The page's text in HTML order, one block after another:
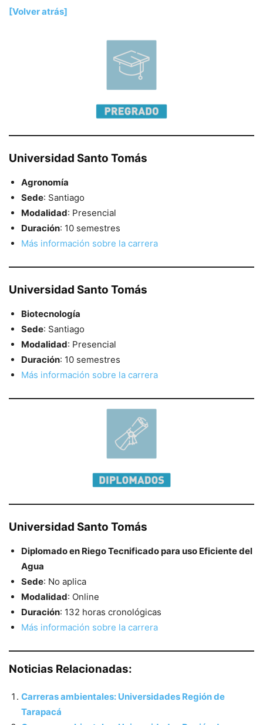
[Volver atrás]
Universidad Santo Tomás
Agronomía
Sede: Santiago
Modalidad: Presencial
Duración: 10 semestres
Más información sobre la carrera
Universidad Santo Tomás
Biotecnología
Sede: Santiago
Modalidad: Presencial
Duración: 10 semestres
Más información sobre la carrera
Universidad Santo Tomás
Diplomado en Riego Tecnificado para uso Eficiente del
Agua
Sede: No aplica
Modalidad: Online
Duración: 132 horas cronológicas
Más información sobre la carrera
Noticias Relacionadas:
Carreras ambientales: Universidades Región de
Tarapacá